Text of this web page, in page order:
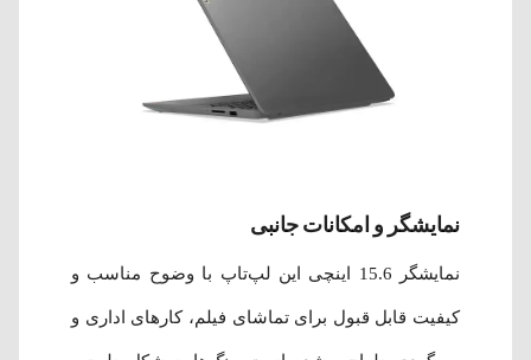
نمایشگر و امکانات جانبی
نمایشگر 15.6 اینچی این لپ‌تاپ با وضوح مناسب و
کیفیت قابل قبول برای تماشای فیلم، کارهای اداری و